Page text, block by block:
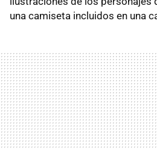
una camiseta incluidos en una